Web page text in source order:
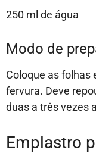
250 ml de água
Modo de
Coloque as folhas
fervura. Deve
duas a três vezes
Emplastro